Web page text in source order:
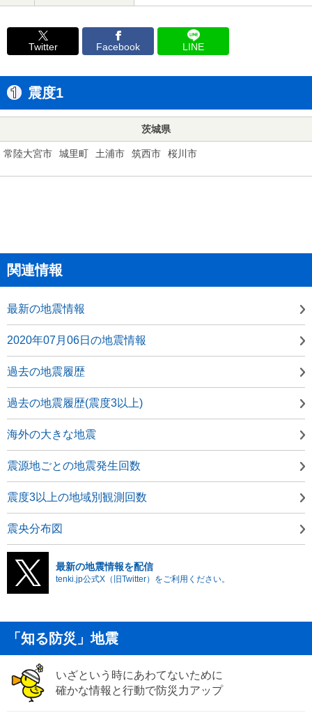
Twitter Facebook LINE
震度1
茨城県
常陸大宮市 城里町 土浦市 筑西市 桜川市
関連情報
最新の地震情報
2020年07月06日の地震情報
過去の地震履歴
過去の地震履歴(震度3以上)
海外の大きな地震
震源地ごとの地震発生回数
震度3以上の地域別観測回数
震央分布図
最新の地震情報を配信
tenki.jp公式X（旧Twitter）をご利用ください。
「知る防災」地震
いざという時にあわてないために
確かな情報と行動で防災力アップ